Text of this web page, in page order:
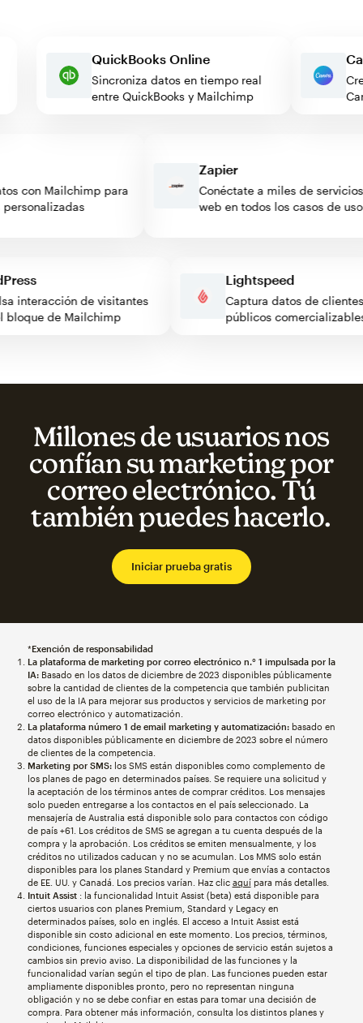
QuickBooks Online
Sincroniza datos en tiempo real
entre QuickBooks y Mailchimp
con Mailchimp para
Zapier
Conéctate a miles de servicios
web en todos los casos de uso
interacción de visitantes
el bloque de Mailchimp
Lightspeed
Captura datos de
públicos
Millones de usuarios nos
confían su marketing por
correo electrónico. Tú
también puedes hacerlo.
Iniciar prueba gratis
*Exención de responsabilidad
La plataforma de marketing por correo electrónico n.° 1 impulsada por la
IA:Basado en los datos de diciembre de 2023 disponibles públicamente
sobre la cantidad de clientes de la competencia que también publicitan
el uso de la IA para mejorar sus productos y servicios de marketing por
correo electrónico y automatización.
La plataforma número 1 de email marketing y automatización:basado en
datos disponibles públicamente en diciembre de 2023 sobre el número
de clientes de la competencia.
Marketing por SMS:los SMS están disponibles como complemento de
los planes de pago en determinados países. Se requiere una solicitud y
la aceptación de los términos antes de comprar créditos. Los mensajes
solo pueden entregarse a los contactos en el país seleccionado. La
mensajería de Australia está disponible solo para contactos con código
de país +61. Los créditos de SMS se agregan a tu cuenta después de la
compra y la aprobación. Los créditos se emiten mensualmente, y los
créditos no utilizados caducan y no se acumulan. Los MMS solo están
disponibles para los planes Standard y Premium que envías a contactos
de EE. UU. y Canadá. Los precios varían. Haz clic aquípara más detalles.
Intuit Assist: la funcionalidad Intuit Assist (beta) está disponible para
ciertos usuarios con planes Premium, Standard y Legacy en
determinados países, solo en inglés. El acceso a Intuit Assist está
disponible sin costo adicional en este momento. Los precios, términos,
condiciones, funciones especiales y opciones de servicio están sujetos a
cambios sin previo aviso. La disponibilidad de las funciones y la
funcionalidad varían según el tipo de plan. Las funciones pueden estar
ampliamente disponibles pronto, pero no representan ninguna
obligación y no se debe confiar en estas para tomar una decisión de
compra. Para obtener más información, consulta los distintos planes y